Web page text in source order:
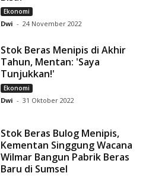
Ekonomi
Dwi - 24 November 2022
Stok Beras Menipis di Akhir
Tahun, Mentan: 'Saya
Tunjukkan!'
Ekonomi
Dwi - 31 Oktober 2022
Stok Beras Bulog Menipis,
Kementan Singgung Wacana
Wilmar Bangun Pabrik Beras
Baru di Sumsel